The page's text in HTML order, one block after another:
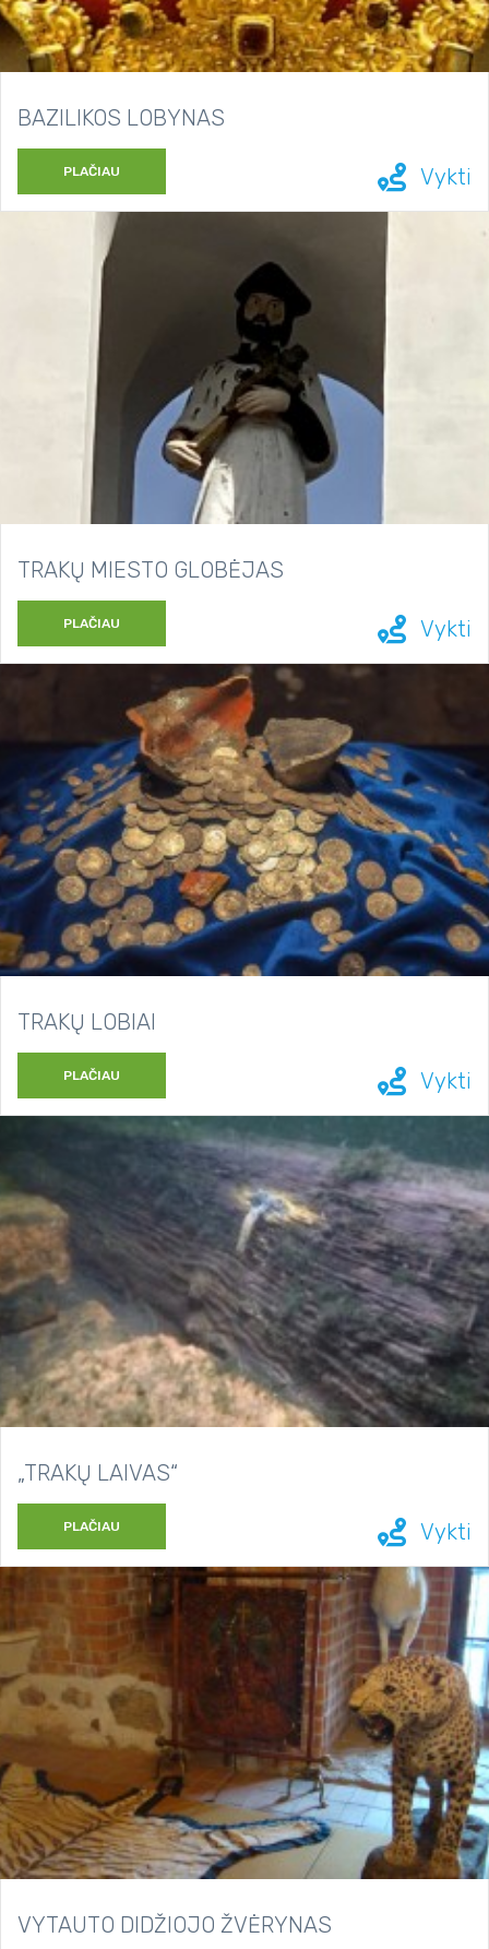
BAZILIKOS LOBYNAS
PLAČIAU Vykti
TRAKŲ MIESTO GLOBĖJAS
PLAČIAU Vykti
TRAKŲ LOBIAI
PLAČIAU Vykti
„TRAKŲ LAIVAS“
PLAČIAU Vykti
VYTAUTO DIDŽIOJO ŽVĖRYNAS